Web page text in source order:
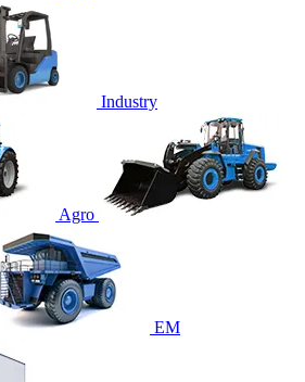
Industry
Agro
EM